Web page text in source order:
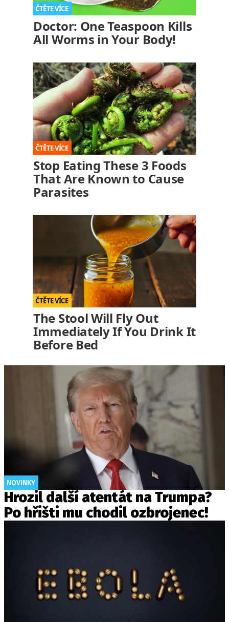
Doctor: One Teaspoon Kills
All Worms in Your Body!
Stop Eating These 3 Foods
That Are Known to Cause
Parasites
The Stool Will Fly Out
Immediately If You Drink It
Before Bed
NOVINKY
Hrozil další atentát na Trumpa?
Po hřišti mu chodil ozbrojenec!